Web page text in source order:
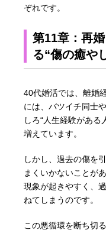
ぞれです。
第11章：再
る“傷の癒や
40代婚活では、離婚
には、バツイチ同士
しろ“人生経験がある
増えています。
しかし、過去の傷を
まくいかないことが
現象が起きやすく、
ねてしまうのです。
この悪循環を断ち切